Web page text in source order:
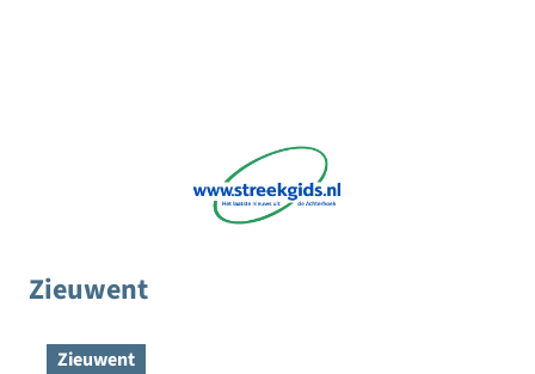
Zieuwent
Zieuwent